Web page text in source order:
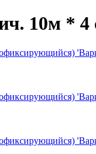
10м *